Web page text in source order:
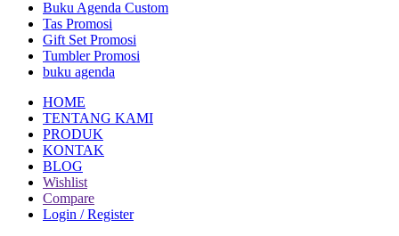
Buku Agenda Custom
Tas Promosi
Gift Set Promosi
Tumbler Promosi
buku agenda
HOME
TENTANG KAMI
PRODUK
KONTAK
BLOG
Wishlist
Compare
Login / Register